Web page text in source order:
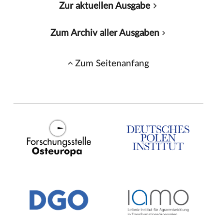
Zur aktuellen Ausgabe
Zum Archiv aller Ausgaben
Zum Seitenanfang